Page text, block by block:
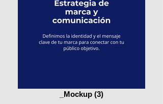
_Mockup (3)